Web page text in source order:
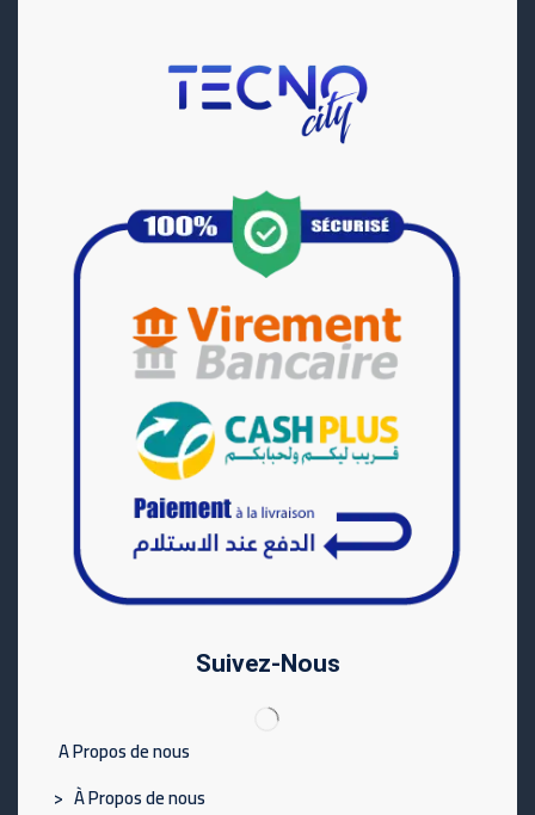
Suivez-Nous
A Propos de nous
> À Propos de nous